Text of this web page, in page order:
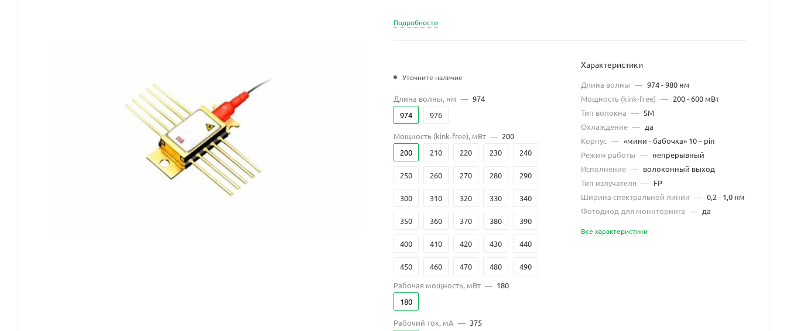
Подробности
Уточните наличие
Длина волны, нм — 974
974
976
Мощность (kink-free), мВт — 200
200
210 220 230 240
250 260 270 280 290
300 310 320 330 340
350 360 370 380 390
400 410 420 430 440
450 460 470 480 490
500 510 520 530
560
Рабочая мощность, мВт — 180
180
Рабочий ток, мА — 375
Характеристики
Длина волны — 974 - 980 нм
Мощность (kink-free) — 200 - 600 мВт
Тип волокна — SM
Охлаждение — да
Корпус — «мини - бабочка» 10 – pin
Режим работы — непрерывный
Исполнение — волоконный выход
Тип излучателя — FP
Ширина спектральной линии — 0,2 - 1,0 нм
Фотодиод для мониторинга — да
Все характеристики